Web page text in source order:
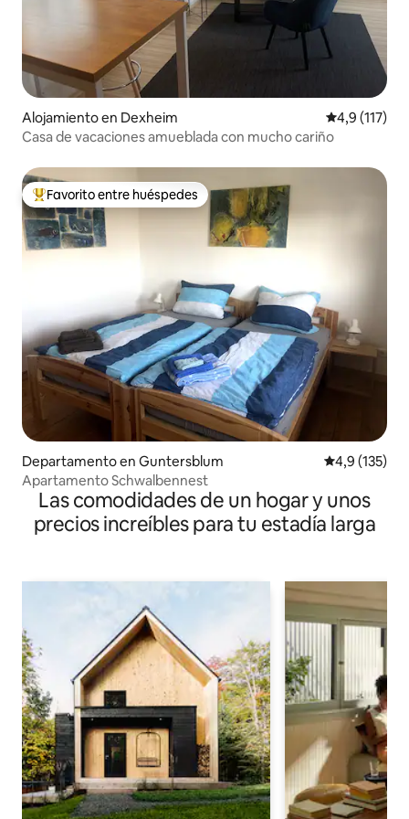
Alojamiento en Dexheim Calificación
4,9 (117)
Casa de vacaciones amueblada con mucho cariño
Favorito entre los huéspedes más destacados
Favorito entre huéspedes
Departamento en Guntersblum Calificación
4,9 (135)
Apartamento Schwalbennest
Las comodidades de un hogar y unos
precios increíbles para tu estadía larga